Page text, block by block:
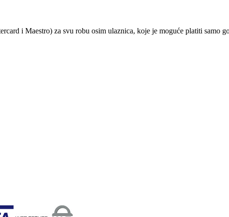
i Maestro) za svu robu osim ulaznica, koje je moguće platiti samo